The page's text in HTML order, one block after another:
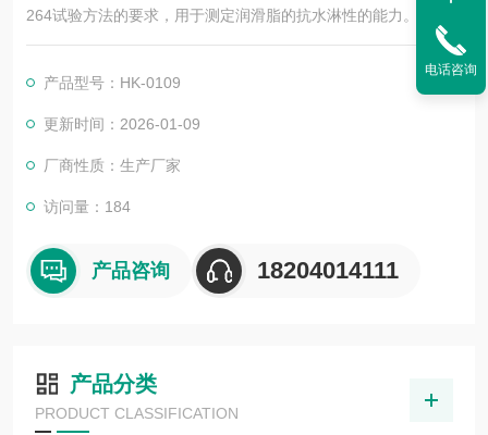
264试验方法的要求，用于测定润滑脂的抗水淋性的能力。
产品型号：HK-0109
更新时间：2026-01-09
厂商性质：生产厂家
访问量：184
产品咨询 18204014111
产品分类
PRODUCT CLASSIFICATION
电话咨询